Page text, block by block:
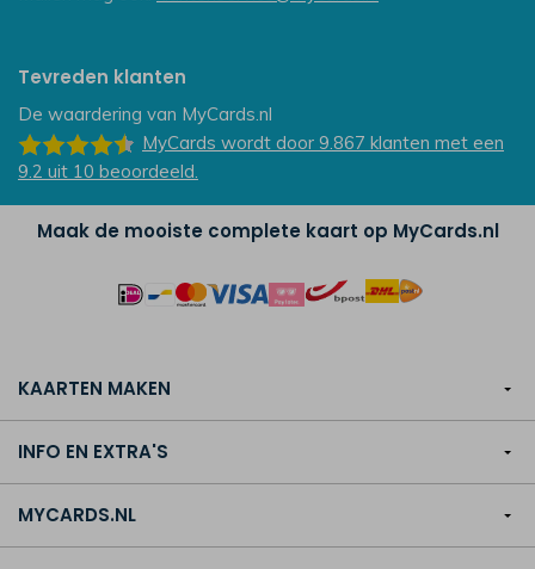
Tevreden klanten
De waardering van MyCards.nl
MyCards wordt door 9.867 klanten met een
9.2 uit 10 beoordeeld.
Maak de mooiste complete kaart op MyCards.nl
KAARTEN MAKEN
INFO EN EXTRA'S
MYCARDS.NL